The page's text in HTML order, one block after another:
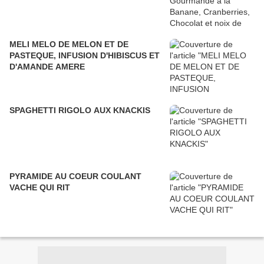
MELI MELO DE MELON ET DE
PASTEQUE, INFUSION D'HIBISCUS ET
D'AMANDE AMERE
SPAGHETTI RIGOLO AUX KNACKIS
PYRAMIDE AU COEUR COULANT
VACHE QUI RIT